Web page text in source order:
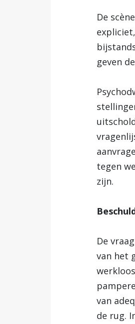
De
geven
tegen
zijn.
De
van het
van
de rug.